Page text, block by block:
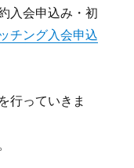
入会申込み・初
チング入会申込
行っていきま